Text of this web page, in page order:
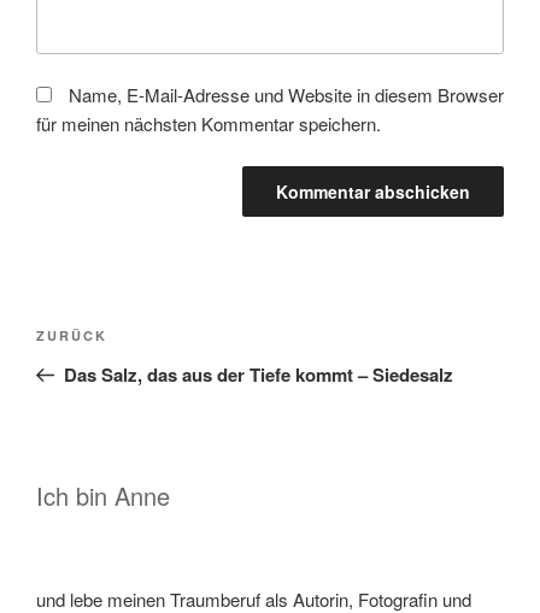
Name, E-Mail-Adresse und Website in diesem Browser
für meinen nächsten Kommentar speichern.
Beitragsnavigation
Vorheriger
Beitrag
ZURÜCK
Das Salz, das aus der Tiefe kommt – Siedesalz
Ich bin Anne
und lebe meinen Traumberuf als Autorin, Fotografin und